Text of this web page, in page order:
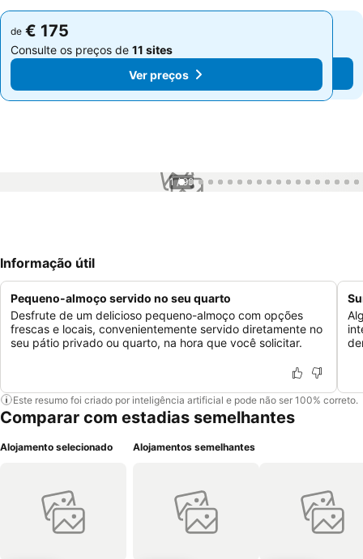
de € 175
Consulte os preços de 11 sites
Ver preços
de € 175
Consulte os preços de 11 sites
Ver preços
1 / 99
Informação útil
Pequeno-almoço servido no seu quarto
Desfrute de um delicioso pequeno-almoço com opções
frescas e locais, convenientemente servido diretamente no
seu pátio privado ou quarto, na hora que você solicitar.
Este resumo foi criado por inteligência artificial e pode não ser 100% correto.
Comparar com estadias semelhantes
Alojamento selecionado Alojamentos semelhantes